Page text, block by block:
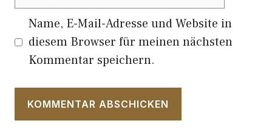
Name, E-Mail-Adresse und Website in
diesem Browser für meinen nächsten
Kommentar speichern.